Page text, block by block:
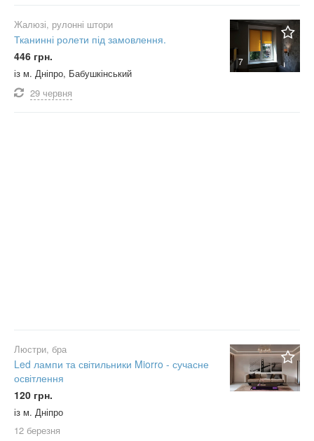
7
Жалюзі, рулонні штори
Тканинні ролети під замовлення.
446 грн.
із м. Дніпро, Бабушкінський
29 червня
Люстри, бра
Led лампи та світильники Miorro - сучасне
освітлення
120 грн.
із м. Дніпро
12 березня